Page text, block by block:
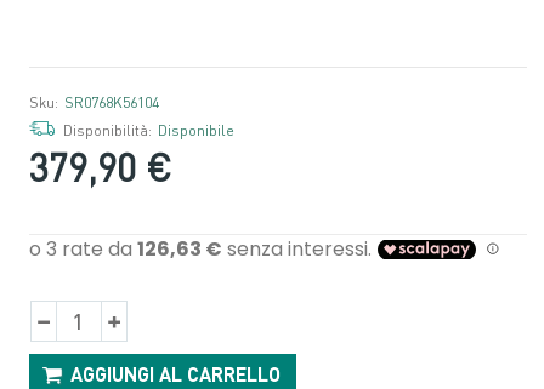
Sku: SR0768K56104
Disponibilità: Disponibile
379,90 €
AGGIUNGI AL CARRELLO